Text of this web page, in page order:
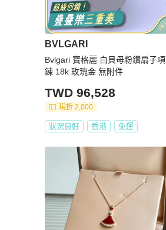
BVLGARI
Bvlgari 寶格麗 白貝母粉鑽扇子項
鍊 18k 玫瑰金 無附件
TWD 96,528
現折 2,000
狀況良好 香港 免運